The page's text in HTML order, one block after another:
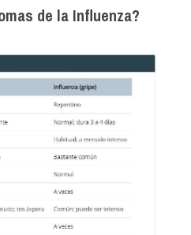
de la Influenza?